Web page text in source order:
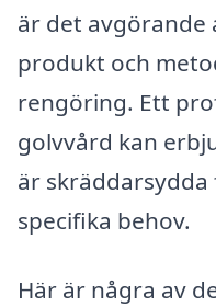
är det
produkt och
rengöring. Ett
golvvård kan
är
specifika behov.
Här är några av